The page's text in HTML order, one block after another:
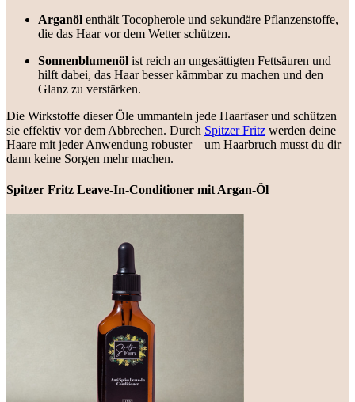
Arganöl enthält Tocopherole und sekundäre Pflanzenstoffe,
die das Haar vor dem Wetter schützen.
Sonnenblumenöl ist reich an ungesättigten Fettsäuren und
hilft dabei, das Haar besser kämmbar zu machen und den
Glanz zu verstärken.
Die Wirkstoffe dieser Öle ummanteln jede Haarfaser und schützen
sie effektiv vor dem Abbrechen. Durch Spitzer Fritz werden deine
Haare mit jeder Anwendung robuster – um Haarbruch musst du dir
dann keine Sorgen mehr machen.
Spitzer Fritz Leave-In-Conditioner mit Argan-Öl